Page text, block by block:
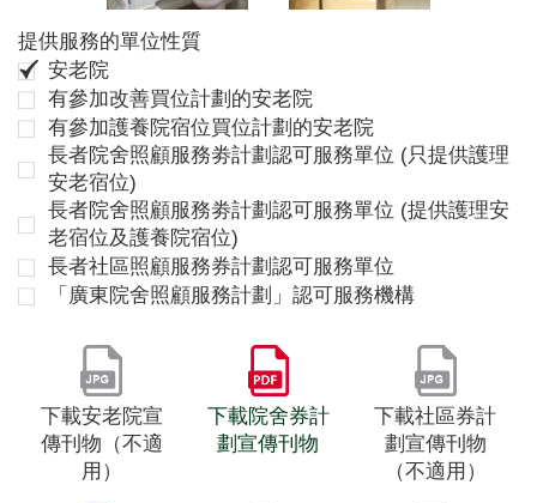
提供服務的單位性質
安老院
有參加改善買位計劃的安老院
有參加護養院宿位買位計劃的安老院
長者院舍照顧服務劵計劃認可服務單位 (只提供護理
安老宿位)
長者院舍照顧服務劵計劃認可服務單位 (提供護理安
老宿位及護養院宿位)
長者社區照顧服務券計劃認可服務單位
「廣東院舍照顧服務計劃」認可服務機構
下載安老院宣
傳刊物（不適
用）
下載院舍券計
劃宣傳刊物
下載社區券計
劃宣傳刊物
（不適用）